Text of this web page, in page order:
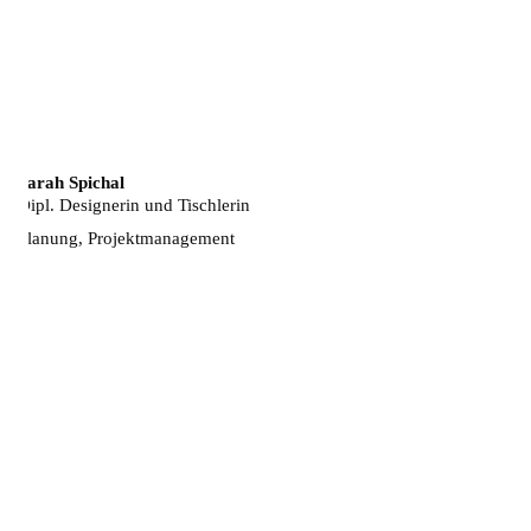
Sarah Spichal
Dipl. Designerin und Tischlerin
Planung, Projektmanagement